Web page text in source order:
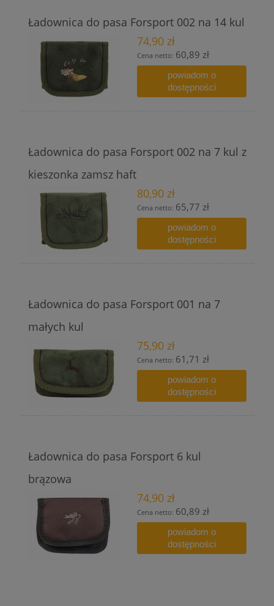
Ładownica do pasa Forsport 002 na 14 kul
74,90 zł
Cena netto: 60,89 zł
powiadom o
dostępności
Ładownica do pasa Forsport 002 na 7 kul z
kieszonka zamsz haft
80,90 zł
Cena netto: 65,77 zł
powiadom o
dostępności
Ładownica do pasa Forsport 001 na 7
małych kul
75,90 zł
Cena netto: 61,71 zł
powiadom o
dostępności
Ładownica do pasa Forsport 6 kul
brązowa
74,90 zł
Cena netto: 60,89 zł
powiadom o
dostępności